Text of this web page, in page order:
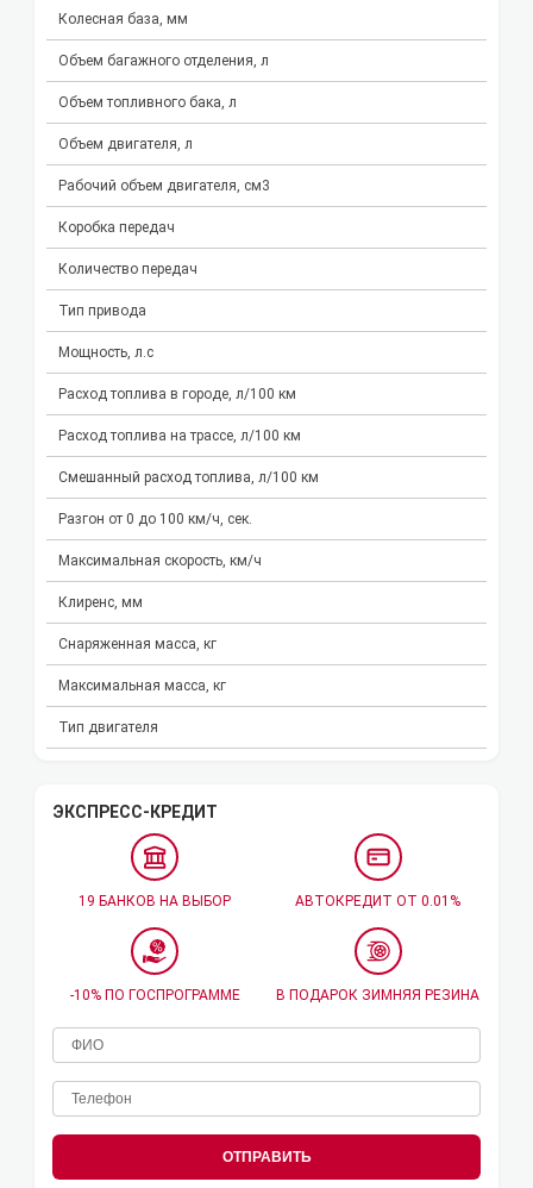
Колесная база, мм
Объем багажного отделения, л
Объем топливного бака, л
Объем двигателя, л
Рабочий объем двигателя, см3
Коробка передач
Количество передач
Тип привода
Мощность, л.с
Расход топлива в городе, л/100 км
Расход топлива на трассе, л/100 км
Смешанный расход топлива, л/100 км
Разгон от 0 до 100 км/ч, сек.
Максимальная скорость, км/ч
Клиренс, мм
Снаряженная масса, кг
Максимальная масса, кг
Тип двигателя
ЭКСПРЕСС-КРЕДИТ
19 БАНКОВ НА ВЫБОР АВТОКРЕДИТ ОТ 0.01%
-10% ПО ГОСПРОГРАММЕ В ПОДАРОК ЗИМНЯЯ РЕЗИНА
ОТПРАВИТЬ